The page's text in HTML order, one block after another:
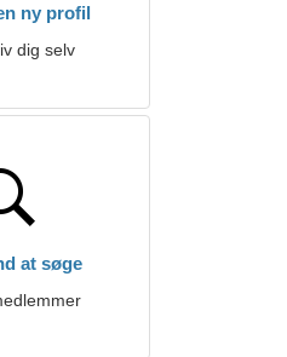
ny profil
dig selv
at søge